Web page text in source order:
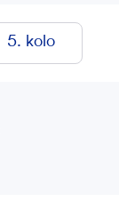
5. kolo